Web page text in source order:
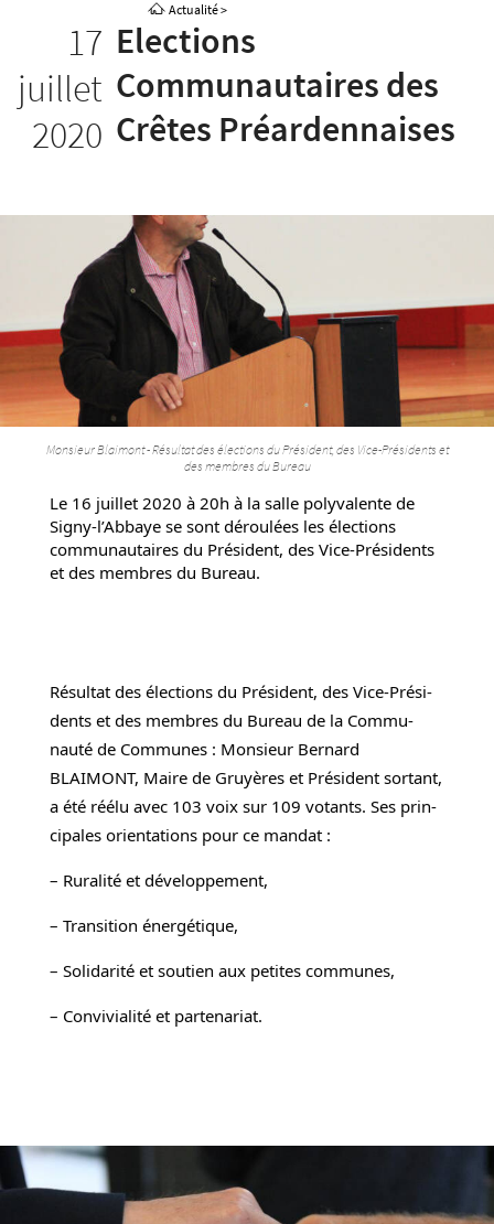
Actualité>
17
juillet
2020
Elections
Communautaires des
Crêtes Préardennaises
Monsieur Blaimont - Résultat des élections du Président, des Vice-Présidents et
des membres du Bureau
Le 16 juillet 2020 à 20h à la salle poly­­­­­­­­­­va­­­­­­­­­­lente de
Signy-l’Ab­­­­­­­­­­baye se sont dérou­­­­­­­­­­lées les élec­­­­­­­­­­tions
commu­­­­­­­­­­nau­­­­­­­­­­taires du Président, des Vice-Prési­­­­­­­­­­dents
et des membres du Bureau.
Résul­­­­­­­­­­tat des élec­­­­­­­­­­tions du Président, des Vice-Prési­­­­­­­­­­
dents et des membres du Bureau de la Commu­­­­­­­­­­
nauté de Communes : Monsieur Bernard
BLAIMONT, Maire de Gruyères et Président sortant,
a été réélu avec 103 voix sur 109 votants. Ses prin­­­­­­­­­­
ci­­­­­­­­­­pales orien­­­­­­­­­­ta­­­­­­­­­­tions pour ce mandat :
– Rura­­­­­­­­­­lité et déve­­­­­­­­­­lop­­­­­­­­­­pe­­­­­­­­­­ment,
– Tran­­­­­­­­­­si­­­­­­­­­­tion éner­­­­­­­­­­gé­­­­­­­­­­tique,
– Soli­­­­­­­­­­da­­­­­­­­­­rité et soutien aux petites communes,
– Convi­­­­­­­­­­via­­­­­­­­­­lité et parte­­­­­­­­­­na­­­­­­­­­­riat.